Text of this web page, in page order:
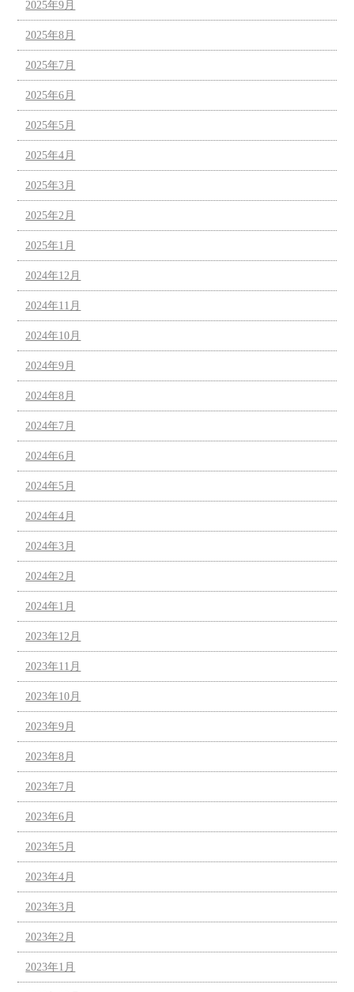
2025年9月
2025年8月
2025年7月
2025年6月
2025年5月
2025年4月
2025年3月
2025年2月
2025年1月
2024年12月
2024年11月
2024年10月
2024年9月
2024年8月
2024年7月
2024年6月
2024年5月
2024年4月
2024年3月
2024年2月
2024年1月
2023年12月
2023年11月
2023年10月
2023年9月
2023年8月
2023年7月
2023年6月
2023年5月
2023年4月
2023年3月
2023年2月
2023年1月